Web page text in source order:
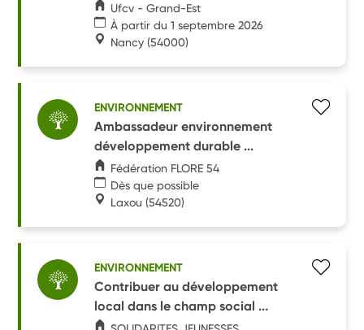
Ufcv - Grand-Est
À partir du 1 septembre 2026
Nancy (54000)
ENVIRONNEMENT
Ambassadeur environnement
développement durable ...
Fédération FLORE 54
Dès que possible
Laxou (54520)
ENVIRONNEMENT
Contribuer au développement
local dans le champ social ...